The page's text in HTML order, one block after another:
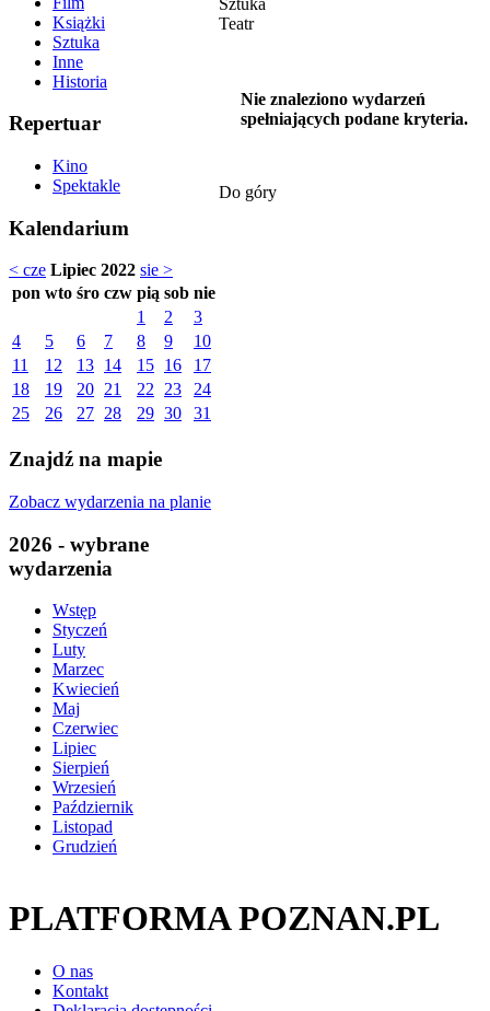
Książki
Sztuka
Inne
Historia
Repertuar
Kino
Spektakle
Kalendarium
< cze Lipiec 2022 sie >
pon wto śro czw pią sob nie
1
2
3
4
5 6 7 8 9
10
11
12 13 14 15 16
17
18
19 20 21 22 23
24
25
26 27 28 29 30 31
Znajdź na mapie
Zobacz wydarzenia na planie
2026 - wybrane
wydarzenia
Wstęp
Styczeń
Luty
Marzec
Kwiecień
Maj
Czerwiec
Lipiec
Sierpień
Wrzesień
Październik
Listopad
Grudzień
Teatr
Nie znaleziono wydarzeń
spełniających podane kryteria.
Do góry
PLATFORMA POZNAN.PL
O nas
Kontakt